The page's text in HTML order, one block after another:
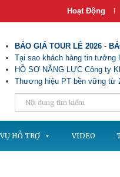
Hoạt Động |
BÁO GIÁ TOUR LẺ 2026 -
Tại sao khách hàng tin tưởng
HỒ SƠ NĂNG LỰC Công ty
Thương hiệu PT bền vững từ
HỖ TRỢ VIDEO